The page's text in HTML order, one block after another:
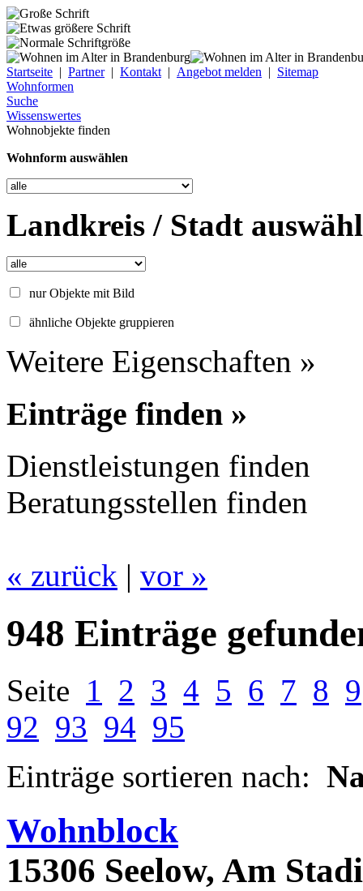
Startseite | Partner| Kontakt | Angebot melden | Sitemap
Wohnformen
Suche
Wissenswertes
Wohnobjekte finden
Wohnform auswählen
Landkreis / Stadt
nur Objekte mit Bild
ähnliche Objekte gruppieren
Weitere Eigenschaften »
Einträge finden »
Dienstleistungen finden
Beratungsstellen finden
« zurück | vor »
948 Einträge
Seite 1 2 3 4 5 6 7 8 9
92 93 94 95
Einträge sortieren nach:
Wohnblock
15306 Seelow, Am